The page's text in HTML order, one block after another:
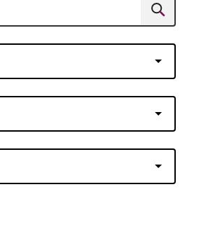
Suchen